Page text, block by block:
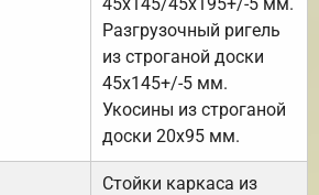
Разгрузочный ригель
из строганой доски
45х145+/-5 мм.
Укосины из строганой
доски 20х95 мм.
Стойки каркаса из